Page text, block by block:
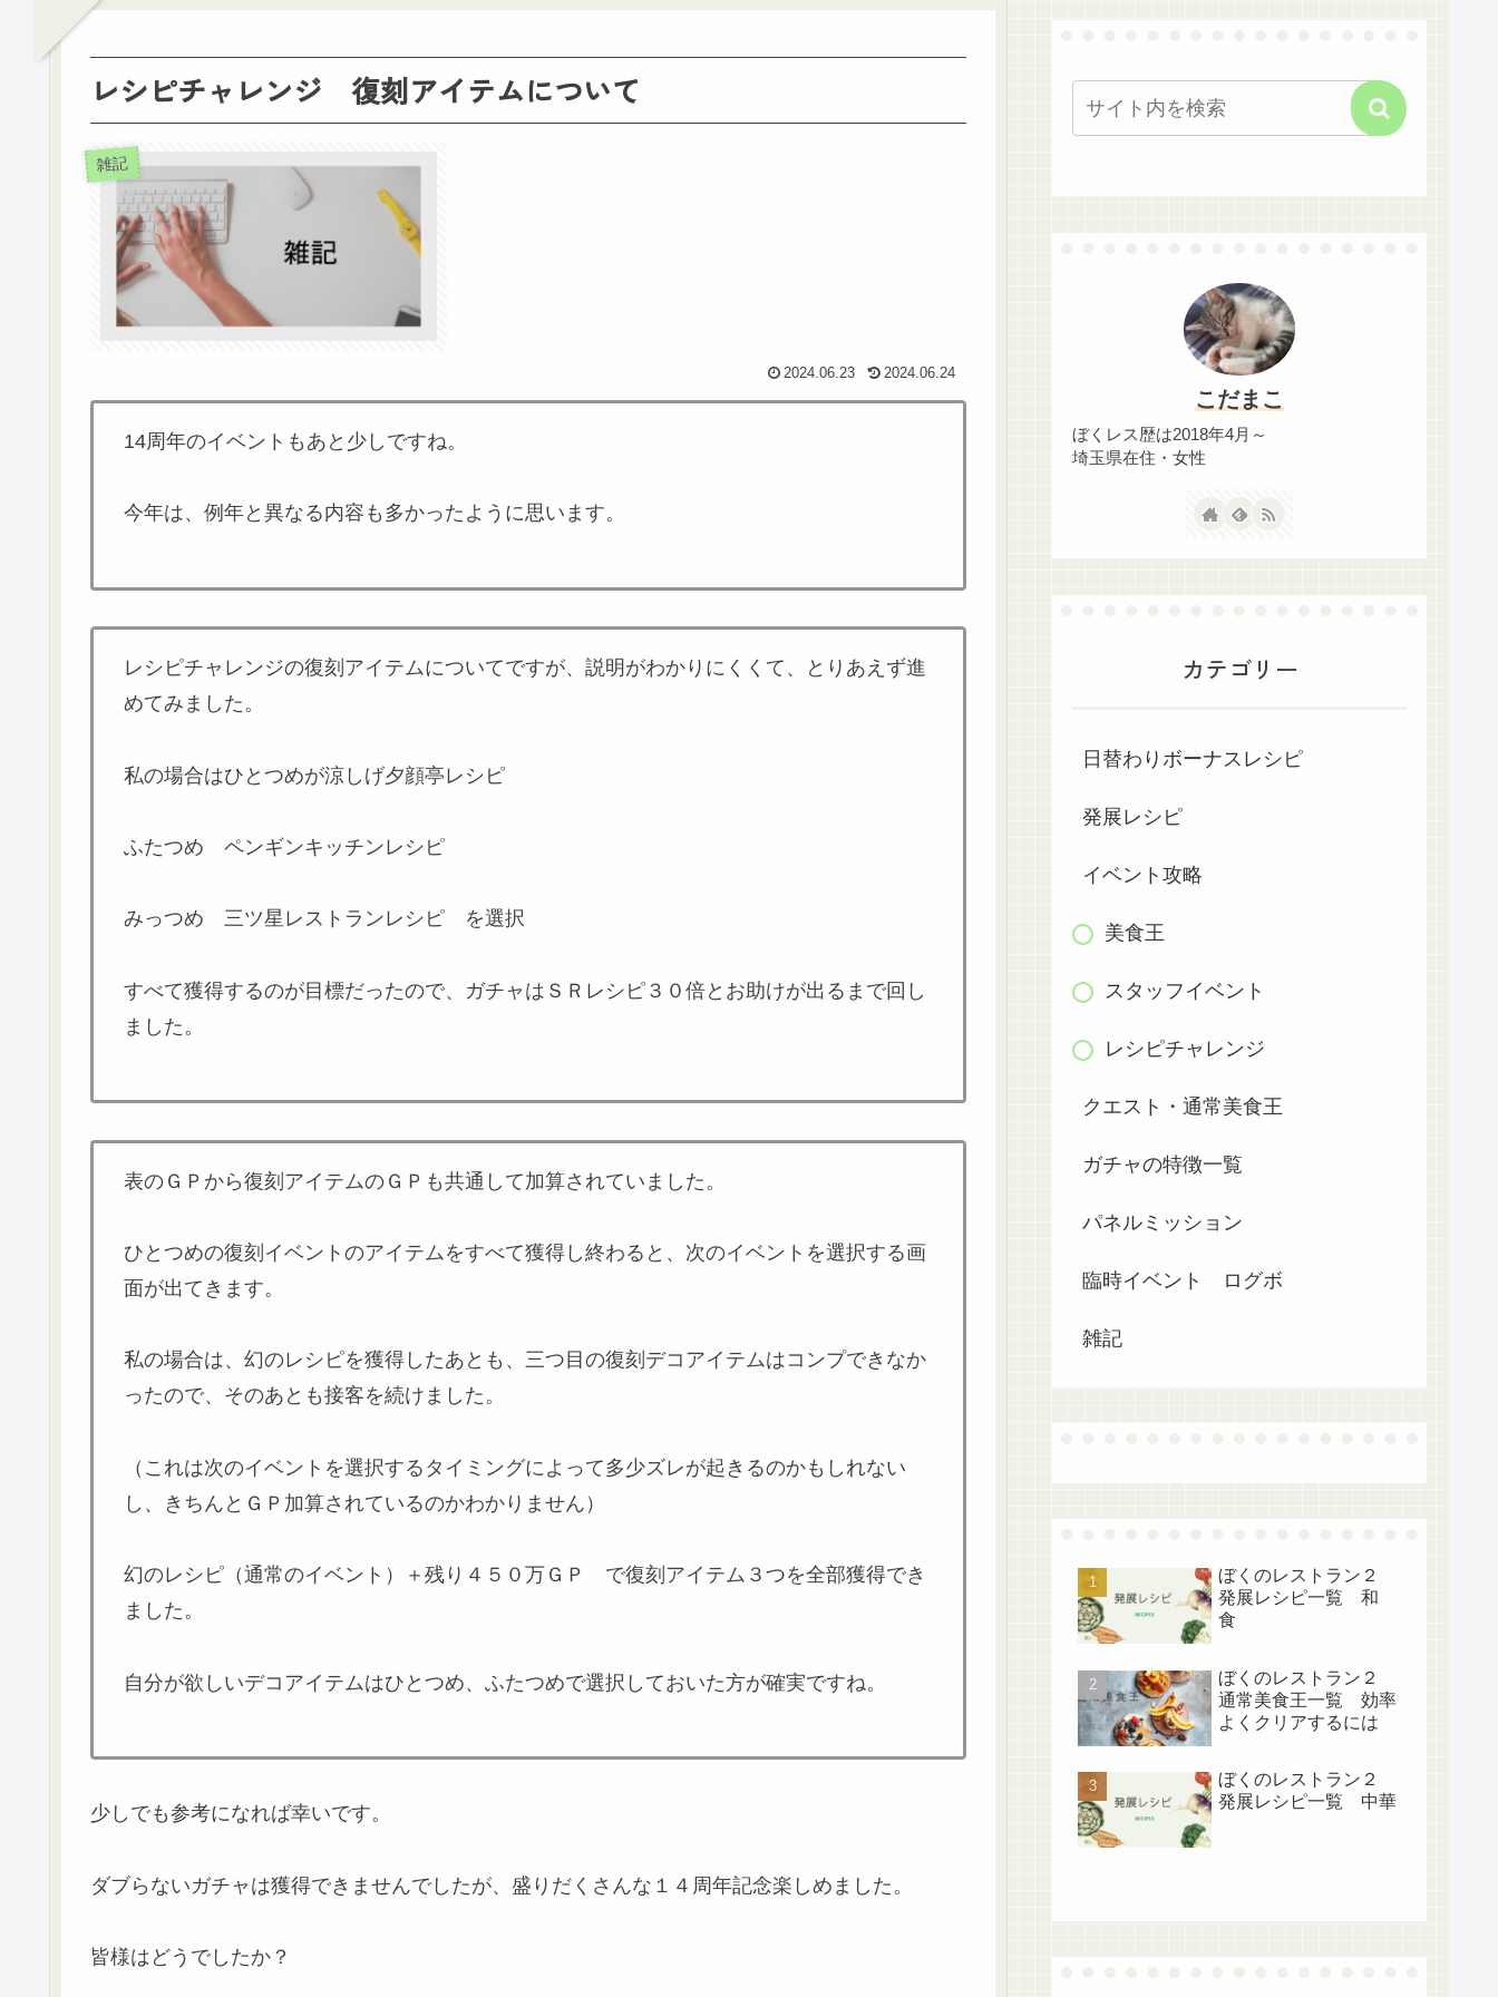
レシピチャレンジ 復刻アイテムについて
雑記
2024.06.23 2024.06.24
14周年のイベントもあと少しですね。
今年は、例年と異なる内容も多かったように思います。
レシピチャレンジの復刻アイテムについてですが、説明がわかりにくくて、とりあえず進
めてみました。
私の場合はひとつめが涼しげ夕顔亭レシピ
ふたつめ ペンギンキッチンレシピ
みっつめ 三ツ星レストランレシピ を選択
すべて獲得するのが目標だったので、ガチャはＳＲレシピ３０倍とお助けが出るまで回し
ました。
表のＧＰから復刻アイテムのＧＰも共通して加算されていました。
ひとつめの復刻イベントのアイテムをすべて獲得し終わると、次のイベントを選択する画
面が出てきます。
私の場合は、幻のレシピを獲得したあとも、三つ目の復刻デコアイテムはコンプできなか
ったので、そのあとも接客を続けました。
（これは次のイベントを選択するタイミングによって多少ズレが起きるのかもしれない
し、きちんとＧＰ加算されているのかわかりません）
幻のレシピ（通常のイベント）＋残り４５０万ＧＰ で復刻アイテム３つを全部獲得でき
ました。
自分が欲しいデコアイテムはひとつめ、ふたつめで選択しておいた方が確実ですね。
少しでも参考になれば幸いです。
ダブらないガチャは獲得できませんでしたが、盛りだくさんな１４周年記念楽しめました。
皆様はどうでしたか？
こだまこ
ぼくレス歴は2018年4月～
埼玉県在住・女性
カテゴリー
日替わりボーナスレシピ
発展レシピ
イベント攻略
美食王
スタッフイベント
レシピチャレンジ
クエスト・通常美食王
ガチャの特徴一覧
パネルミッション
臨時イベント ログボ
雑記
ぼくのレストラン２
発展レシピ一覧 和
食
ぼくのレストラン２
通常美食王一覧 効率
よくクリアするには
ぼくのレストラン２
発展レシピ一覧 中華